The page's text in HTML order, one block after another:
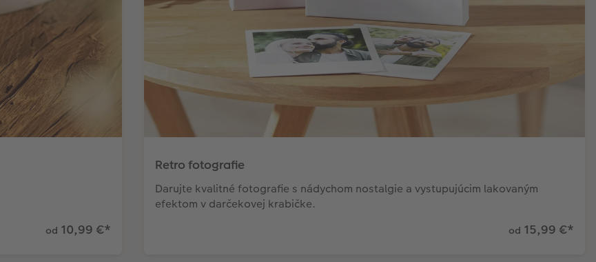
od 10,99 €*
Retro fotografie
Darujte kvalitné fotografie s nádychom nostalgie a vystupujúcim lakovaným
efektom v darčekovej krabičke.
od 15,99 €*